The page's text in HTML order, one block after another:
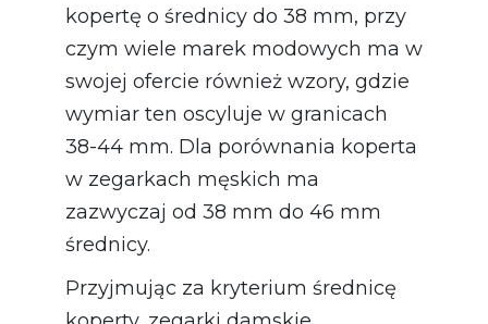
kopertę o średnicy do 38 mm, przy
czym wiele marek modowych ma w
swojej ofercie również wzory, gdzie
wymiar ten oscyluje w granicach
38-44 mm. Dla porównania koperta
w zegarkach męskich ma
zazwyczaj od 38 mm do 46 mm
średnicy.
Przyjmując za kryterium średnicę